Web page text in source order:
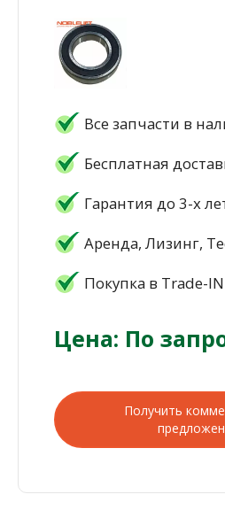
Все запчасти в
Бесплатная
Гарантия до 3-х
Аренда, Лизинг,
Покупка в Trade-IN
Цена: По
Получить